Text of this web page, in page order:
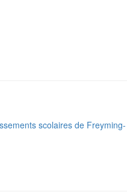
scolaires de Freyming-